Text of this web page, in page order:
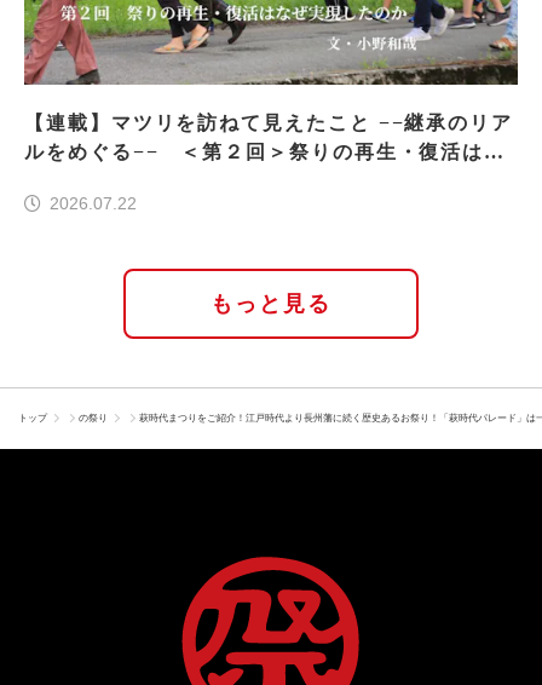
【連載】マツリを訪ねて見えたこと −−継承のリア
ルをめぐる−− ＜第２回＞祭りの再生・復活はな
2026.07.22
もっと見る
トップ の祭り 萩時代まつりをご紹介！江戸時代より長州藩に続く歴史あるお祭り！「萩時代パレード」は